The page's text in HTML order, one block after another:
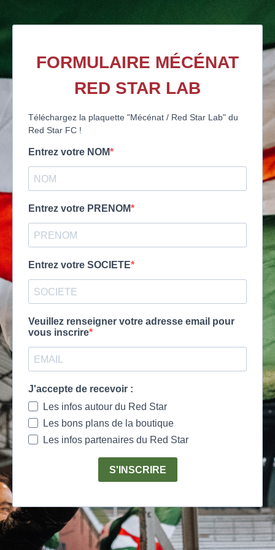
FORMULAIRE MÉCÉNAT
RED STAR LAB
Téléchargez la plaquette "Mécénat / Red Star Lab" du
Red Star FC !
Entrez votre NOM
Entrez votre PRENOM
Entrez votre SOCIETE
Veuillez renseigner votre adresse email pour
vous inscrire
J'accepte de recevoir :
Les infos autour du Red Star
Les bons plans de la boutique
Les infos partenaires du Red Star
S'INSCRIRE